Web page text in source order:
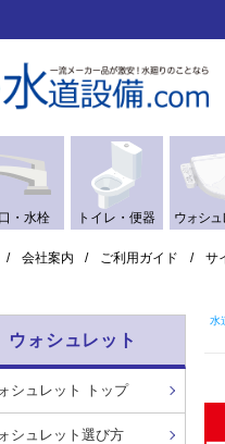
・水栓 トイレ・便器 ウォシュ
会社案内 ご利用ガイド サ
ウォシュレット
シュレット トップ
シュレット選び方
水